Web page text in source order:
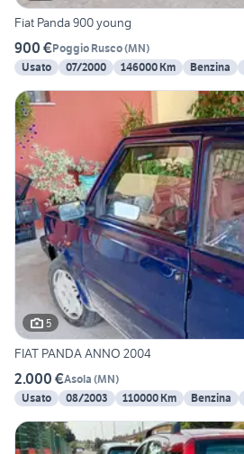
Fiat Panda 900 young
900 €Poggio Rusco(MN)
Usato
07/2000 146000 Km Benzina
5
FIAT PANDA ANNO 2004
2.000 €Asola (MN)
Usato
08/2003 110000 Km Benzina